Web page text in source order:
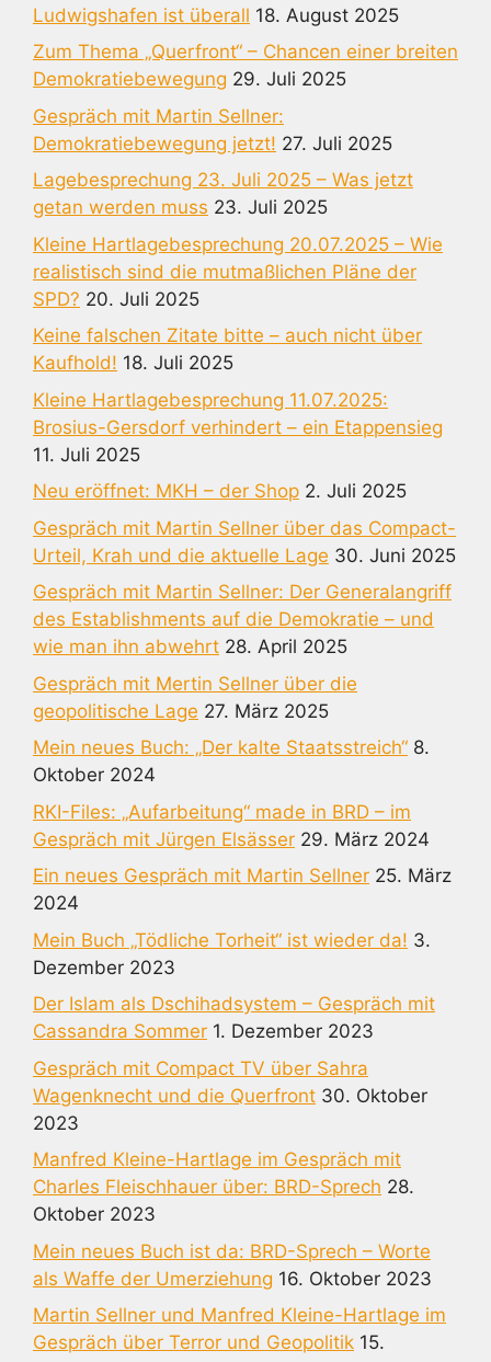
Ludwigshafen ist überall 18. August 2025
Zum Thema „Querfront“ – Chancen einer breiten
Demokratiebewegung 29. Juli 2025
Gespräch mit Martin Sellner:
Demokratiebewegung jetzt! 27. Juli 2025
Lagebesprechung 23. Juli 2025 – Was jetzt
getan werden muss 23. Juli 2025
Kleine Hartlagebesprechung 20.07.2025 – Wie
realistisch sind die mutmaßlichen Pläne der
SPD? 20. Juli 2025
Keine falschen Zitate bitte – auch nicht über
Kaufhold! 18. Juli 2025
Kleine Hartlagebesprechung 11.07.2025:
Brosius-Gersdorf verhindert – ein Etappensieg
11. Juli 2025
Neu eröffnet: MKH – der Shop 2. Juli 2025
Gespräch mit Martin Sellner über das Compact-
Urteil, Krah und die aktuelle Lage 30. Juni 2025
Gespräch mit Martin Sellner: Der Generalangriff
des Establishments auf die Demokratie – und
wie man ihn abwehrt 28. April 2025
Gespräch mit Mertin Sellner über die
geopolitische Lage 27. März 2025
Mein neues Buch: „Der kalte Staatsstreich“ 8.
Oktober 2024
RKI-Files: „Aufarbeitung“ made in BRD – im
Gespräch mit Jürgen Elsässer 29. März 2024
Ein neues Gespräch mit Martin Sellner 25. März
2024
Mein Buch „Tödliche Torheit“ ist wieder da! 3.
Dezember 2023
Der Islam als Dschihadsystem – Gespräch mit
Cassandra Sommer 1. Dezember 2023
Gespräch mit Compact TV über Sahra
Wagenknecht und die Querfront 30. Oktober
2023
Manfred Kleine-Hartlage im Gespräch mit
Charles Fleischhauer über: BRD-Sprech 28.
Oktober 2023
Mein neues Buch ist da: BRD-Sprech – Worte
als Waffe der Umerziehung 16. Oktober 2023
Martin Sellner und Manfred Kleine-Hartlage im
Gespräch über Terror und Geopolitik 15.